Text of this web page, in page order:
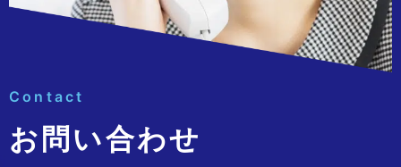
Contact
お問い合わせ